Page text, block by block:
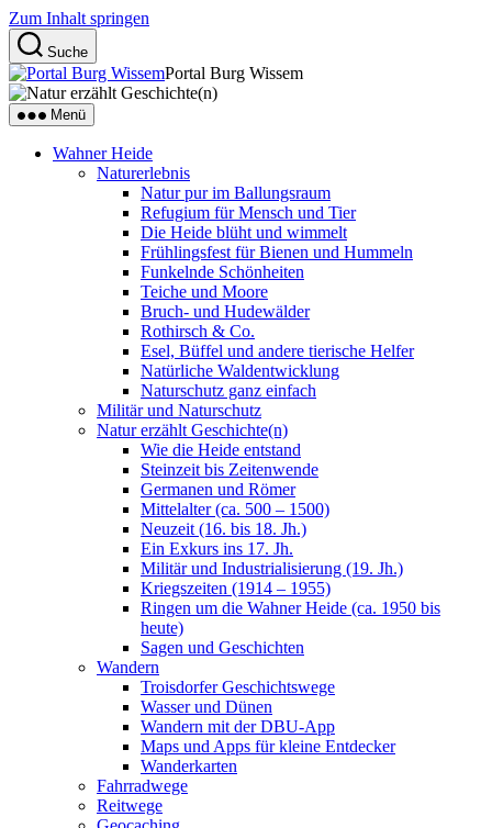
Zum Inhalt springen
Suche
Portal Burg Wissem
Menü
Wahner Heide
Naturerlebnis
Natur pur im Ballungsraum
Refugium für Mensch und Tier
Die Heide blüht und wimmelt
Frühlingsfest für Bienen und Hummeln
Funkelnde Schönheiten
Teiche und Moore
Bruch- und Hudewälder
Rothirsch & Co.
Esel, Büffel und andere tierische Helfer
Natürliche Waldentwicklung
Naturschutz ganz einfach
Militär und Naturschutz
Natur erzählt Geschichte(n)
Wie die Heide entstand
Steinzeit bis Zeitenwende
Germanen und Römer
Mittelalter (ca. 500 – 1500)
Neuzeit (16. bis 18. Jh.)
Ein Exkurs ins 17. Jh.
Militär und Industrialisierung (19. Jh.)
Kriegszeiten (1914 – 1955)
Ringen um die Wahner Heide (ca. 1950 bis
heute)
Sagen und Geschichten
Wandern
Troisdorfer Geschichtswege
Wasser und Dünen
Wandern mit der DBU-App
Maps und Apps für kleine Entdecker
Wanderkarten
Fahrradwege
Reitwege